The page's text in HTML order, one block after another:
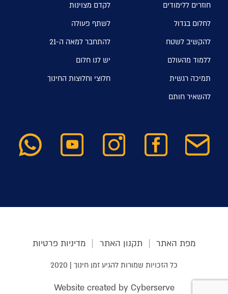
חוזרים ללימודים
לקדם מצוינות
לחלום בגדול
לשתף פעולה
להקשיב לשטח
להתחבר למאה ה-21
ללמוד מהעולם
יש לנו חלום
תמיכה רגשית
חלוצי וחלוצות החינוך
להשאיר חותם
מפת האתר תקנון האתר מדיניות פרטיות
כל הזכויות שמורות להגיע זמן חינוך | 2020
Website created by Cyberserve